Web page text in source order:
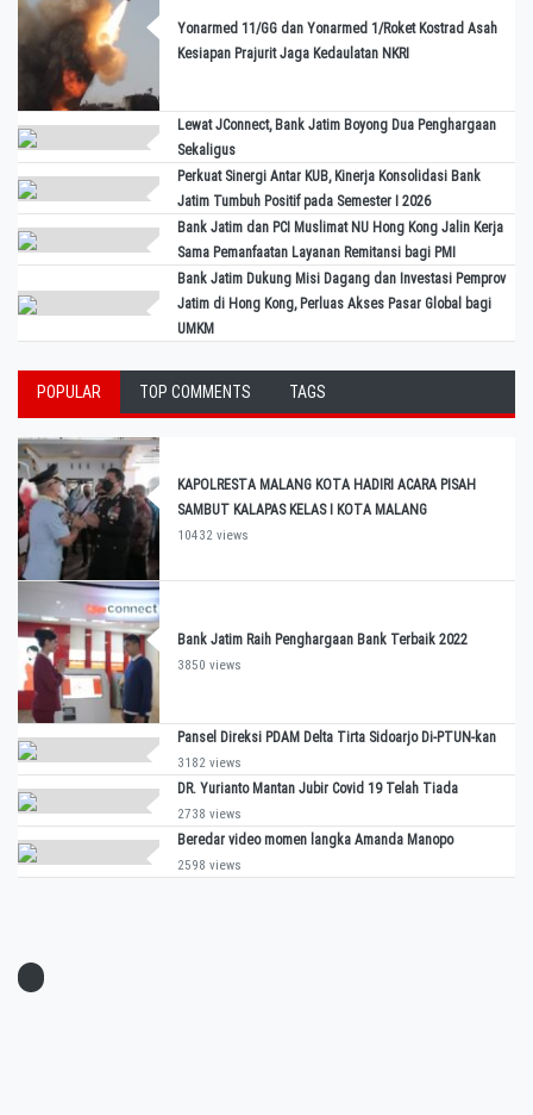
Yonarmed 11/GG dan Yonarmed 1/Roket Kostrad Asah
Kesiapan Prajurit Jaga Kedaulatan NKRI
Lewat JConnect, Bank Jatim Boyong Dua Penghargaan
Sekaligus
Perkuat Sinergi Antar KUB, Kinerja Konsolidasi Bank
Jatim Tumbuh Positif pada Semester I 2026
Bank Jatim dan PCI Muslimat NU Hong Kong Jalin Kerja
Sama Pemanfaatan Layanan Remitansi bagi PMI
Bank Jatim Dukung Misi Dagang dan Investasi Pemprov
Jatim di Hong Kong, Perluas Akses Pasar Global bagi
UMKM
POPULAR TOP COMMENTS TAGS
KAPOLRESTA MALANG KOTA HADIRI ACARA PISAH
SAMBUT KALAPAS KELAS I KOTA MALANG
10432 views
Bank Jatim Raih Penghargaan Bank Terbaik 2022
3850 views
Pansel Direksi PDAM Delta Tirta Sidoarjo Di-PTUN-kan
3182 views
DR. Yurianto Mantan Jubir Covid 19 Telah Tiada
2738 views
Beredar video momen langka Amanda Manopo
2598 views